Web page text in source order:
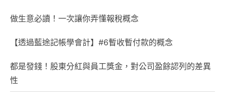
做生意必讀！一次讓你弄懂報稅概念
【透過藍途記帳學會計】#6暫收暫付款的概念
都是發錢！股東分紅與員工獎金，對公司盈餘認列的差異
性